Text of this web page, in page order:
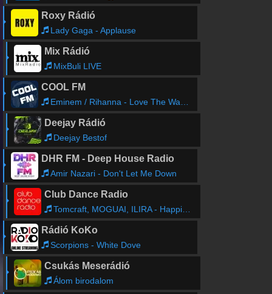
Roxy Rádió
Lady Gaga - Applause
Mix Rádió
MixBuli LIVE
COOL FM
Eminem / Rihanna - Love The Way You Lie
Deejay Rádió
Deejay Bestof
DHR FM - Deep House Radio
Amir Nazari - Don't Let Me Down
Club Dance Radio
Tomcraft, MOGUAI, ILIRA - Happiness
Rádió KoKo
Scorpions - White Dove
Csukás Meserádió
Álom birodalom